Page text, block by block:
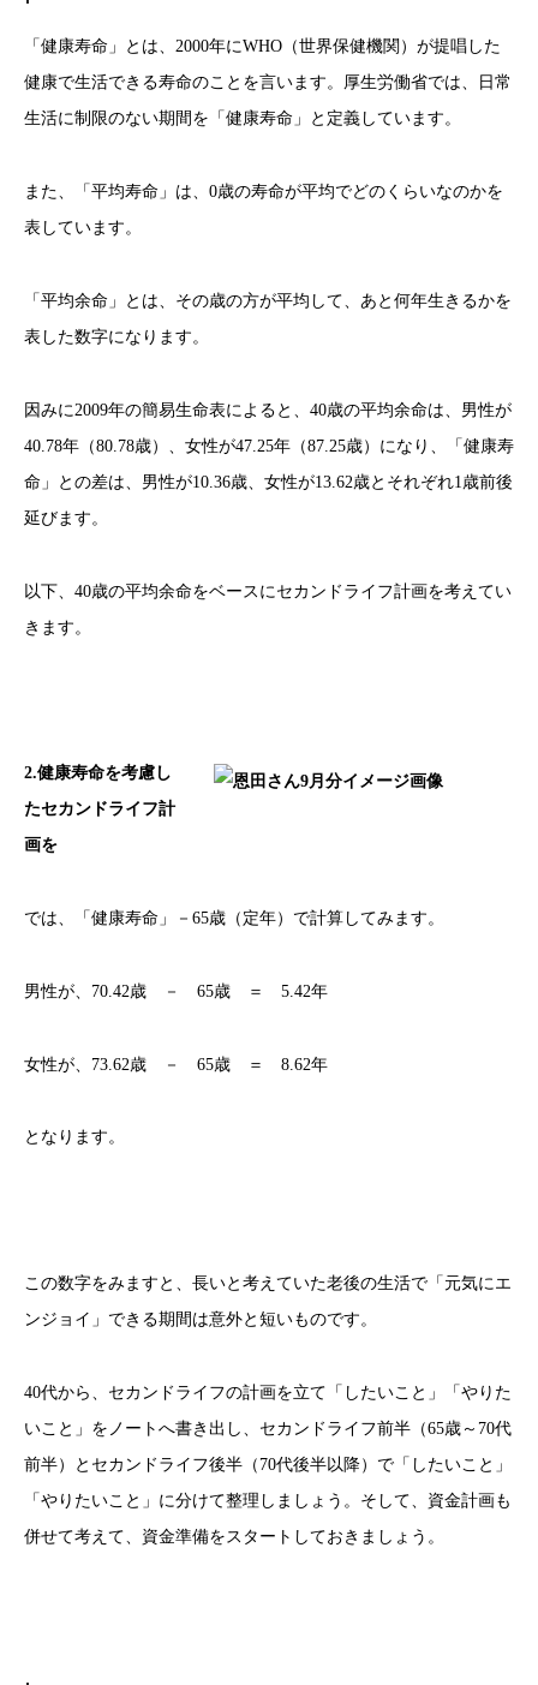
「健康寿命」とは、2000年にWHO（世界保健機関）が提唱した
健康で生活できる寿命のことを言います。厚生労働省では、日常
生活に制限のない期間を「健康寿命」と定義しています。
また、「平均寿命」は、0歳の寿命が平均でどのくらいなのかを
表しています。
「平均余命」とは、その歳の方が平均して、あと何年生きるかを
表した数字になります。
因みに2009年の簡易生命表によると、40歳の平均余命は、男性が
40.78年（80.78歳）、女性が47.25年（87.25歳）になり、「健康寿
命」との差は、男性が10.36歳、女性が13.62歳とそれぞれ1歳前後
延びます。
以下、40歳の平均余命をベースにセカンドライフ計画を考えてい
きます。
2.健康寿命を考慮し
たセカンドライフ計
画を
では、「健康寿命」－65歳（定年）で計算してみます。
男性が、70.42歳 － 65歳 ＝ 5.42年
女性が、73.62歳 － 65歳 ＝ 8.62年
となります。
この数字をみますと、長いと考えていた老後の生活で「元気にエ
ンジョイ」できる期間は意外と短いものです。
40代から、セカンドライフの計画を立て「したいこと」「やりた
いこと」をノートへ書き出し、セカンドライフ前半（65歳～70代
前半）とセカンドライフ後半（70代後半以降）で「したいこと」
「やりたいこと」に分けて整理しましょう。そして、資金計画も
併せて考えて、資金準備をスタートしておきましょう。